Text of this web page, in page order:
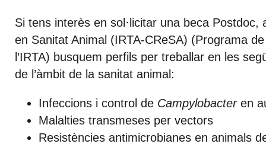
Si tens interès en sol·licitar una beca Postdoc,
en Sanitat Animal (IRTA-CReSA) (Programa
l’IRTA) busquem perfils per treballar en les
de l’àmbit de la sanitat animal:
Infeccions i control de Campylobacteren
Malalties transmeses per vectors
Resistències antimicrobianes en animals